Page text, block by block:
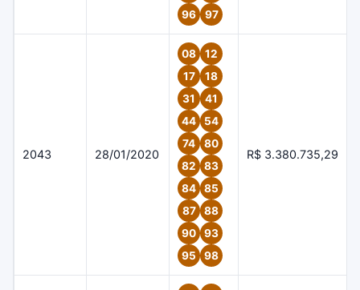
96
97
2043 28/01/2020
08
12
17
18
31
41
44
54
74
80
82
83
84
85
87
88
90
93
95
98
R$ 3.380.735,29